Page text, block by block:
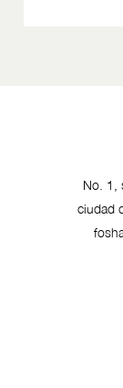
No. 1,
ciudad